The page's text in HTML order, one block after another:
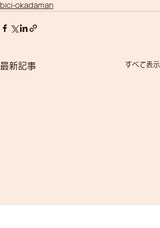
bici-okadaman
最新記事 すべて表示